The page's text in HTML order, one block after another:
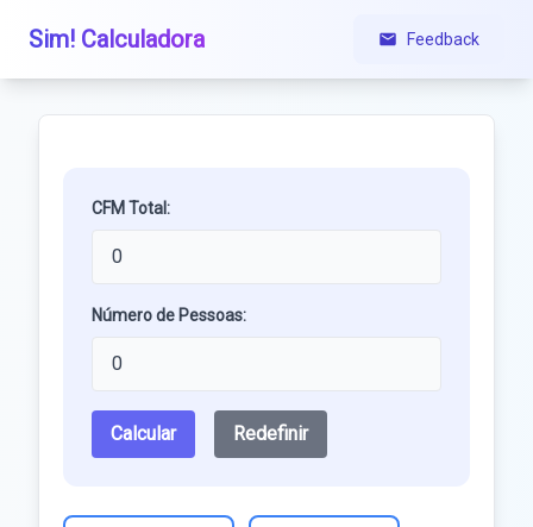
Sim! Calculadora Feedback
CFM Total:
Número de Pessoas:
Calcular Redefinir